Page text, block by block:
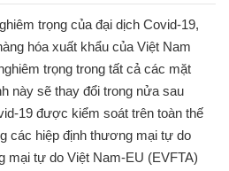
trọng của đại dịch Covid-19,
hóa xuất khẩu của Việt Nam
trọng trong tất cả các mặt
này sẽ thay đổi trong nửa sau
19 được kiểm soát trên toàn thế
các hiệp định thương mại tự do
mại tự do Việt Nam-EU (EVFTA)